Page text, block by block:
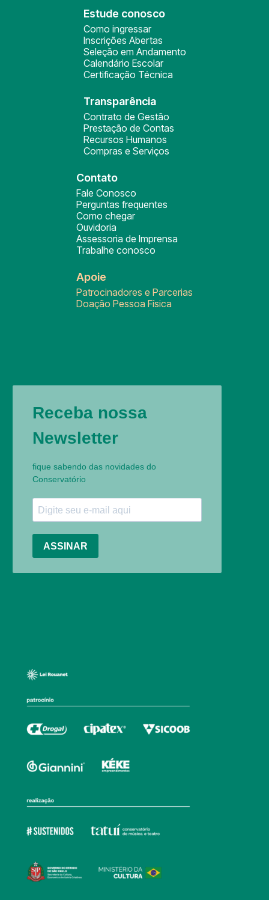
Estude conosco
Como ingressar
Inscrições Abertas
Seleção em Andamento
Calendário Escolar
Certificação Técnica
Transparência
Contrato de Gestão
Prestação de Contas
Recursos Humanos
Compras e Serviços
Contato
Fale Conosco
Perguntas frequentes
Como chegar
Ouvidoria
Assessoria de Imprensa
Trabalhe conosco
Apoie
Patrocinadores e Parcerias
Doação Pessoa Física